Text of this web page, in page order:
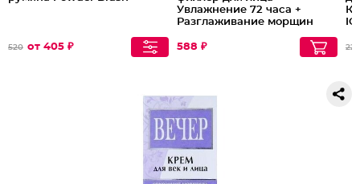
520 от 405 ₽
Увлажнение 72 часа +
Разглаживание морщин
588 ₽